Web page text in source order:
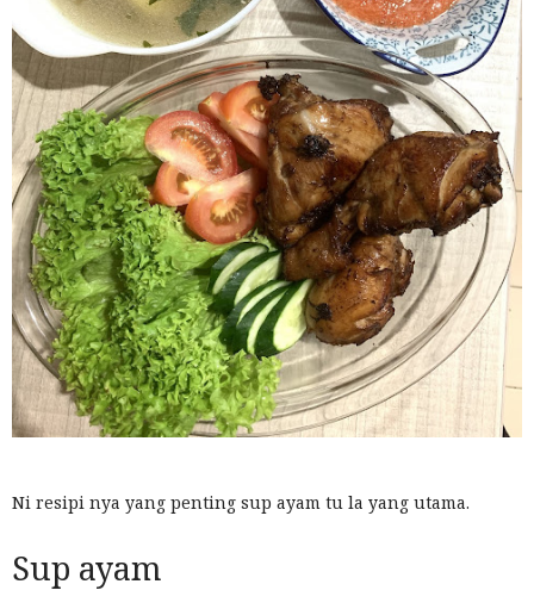
Ni resipi nya yang penting sup ayam tu la yang utama.
Sup ayam